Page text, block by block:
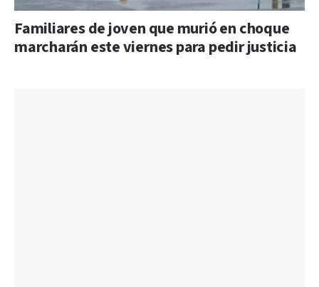
Familiares de joven que murió en choque
marcharán este viernes para pedir justicia